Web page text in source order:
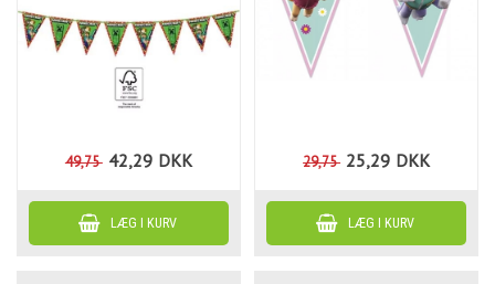
49,75 42,29 DKK 29,75 25,29 DKK